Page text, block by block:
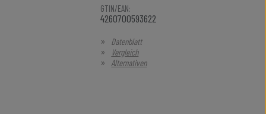
GTIN/EAN:
4260700593622
Datenblatt
Vergleich
Alternativen